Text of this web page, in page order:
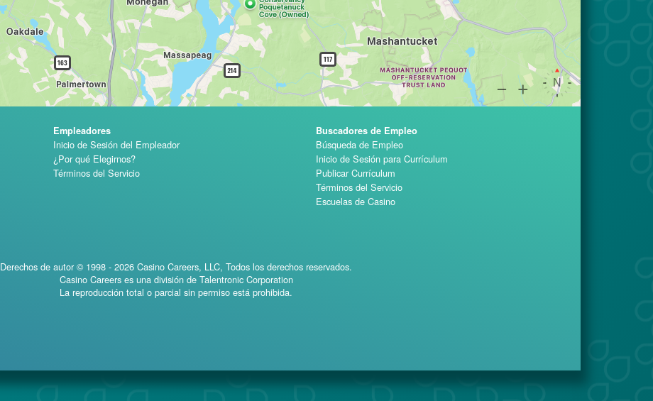
Empleadores
Inicio de Sesión del Empleador
¿Por qué Elegirnos?
Términos del Servicio
Buscadores de Empleo
Búsqueda de Empleo
Inicio de Sesión para Currículum
Publicar Currículum
Términos del Servicio
Escuelas de Casino
Derechos de autor © 1998 - 2026 Casino Careers, LLC, Todos los derechos reservados.
Casino Careers es una división de Talentronic Corporation
La reproducción total o parcial sin permiso está prohibida.